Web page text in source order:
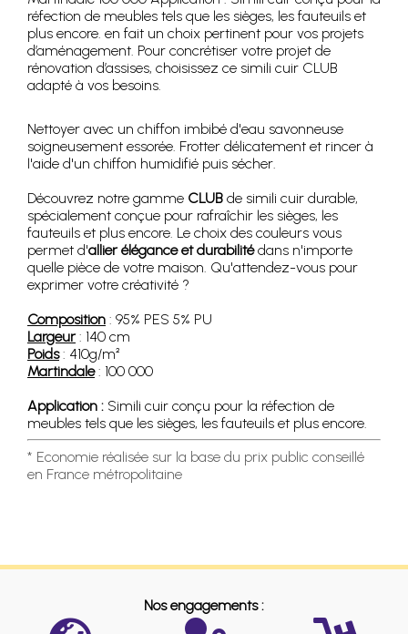
réfection de meubles tels que les sièges, les fauteuils et
plus encore. en fait un choix pertinent pour vos projets
d’aménagement. Pour concrétiser votre projet de
rénovation d’assises, choisissez ce simili cuir CLUB
adapté à vos besoins.
Nettoyer avec un chiffon imbibé d'eau savonneuse
soigneusement essorée. Frotter délicatement et rincer à
l'aide d'un chiffon humidifié puis sécher.
Découvrez notre gamme CLUB de simili cuir durable,
spécialement conçue pour rafraîchir les sièges, les
fauteuils et plus encore. Le choix des couleurs vous
permet d'allier élégance et durabilitédans n'importe
quelle pièce de votre maison. Qu'attendez-vous pour
exprimer votre créativité ?
Composition : 95% PES 5% PU
Largeur: 140 cm
Poids: 410g/m²
Martindale: 100 000
Application : Simili cuir conçu pour la réfection de
meubles tels que les sièges, les fauteuils et plus encore.
* Economie réalisée sur la base du prix public conseillé
en France métropolitaine
Nos engagements :